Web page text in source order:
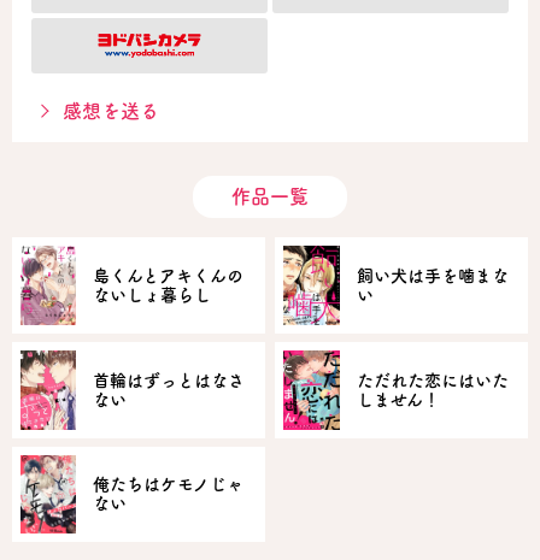
感想を送る
作品一覧
島くんとアキくんの
ないしょ暮らし
飼い犬は手を噛まな
い
首輪はずっとはなさ
ない
ただれた恋にはいた
しません！
俺たちはケモノじゃ
ない